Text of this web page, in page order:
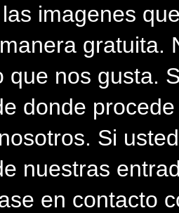
imagenes
gratuita.
que nos gusta.
donde
Si
nuestras
en contacto